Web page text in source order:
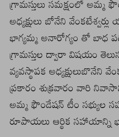
గ్రామస్తులు సమక్షంలో అమ్మ
అధ్యక్షులు బోనేని
భాగ్యమ్మ అనారోగ్యం తో బాధ
గ్రామస్తుల ద్వారా విషయం
వ్యవస్థాపక అధ్యక్షులుబొనేని
ప్రకారం శుక్రవారం వారి
అమ్మ ఫౌండేషన్ టీం సభ్యుల
రూపాయలు ఆర్థిక సహాయాన్ని